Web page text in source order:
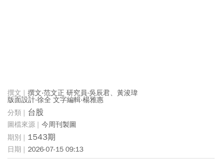
撰文‧范文正 研究員‧吳辰君、黃浚瑋
版面設計‧徐全 文字編輯‧楊雅惠
台股
今周刊製圖
1543期
2026-07-15 09:13